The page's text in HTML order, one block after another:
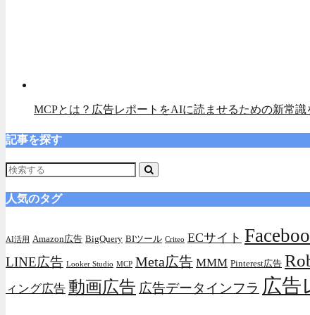
MCPとは？広告レポートをAIに読ませるための新常識
記事を探す
人気のタグ
AI活用 Amazon広告 BigQuery BIツール Criteo ECサイト
LINE広告 Looker Studio MCP Meta広告 MMM Pinterest広告
ィング広告 動画広告 広告データインフラ 広告